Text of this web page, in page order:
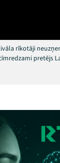
rīkotāji
pretējs